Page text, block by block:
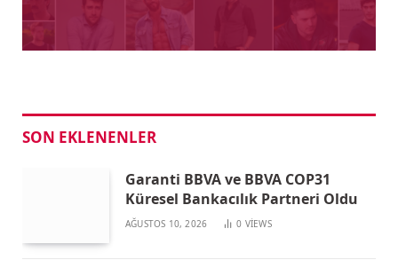
SON EKLENENLER
Garanti BBVA ve BBVA COP31
Küresel Bankacılık Partneri Oldu
AĞUSTOS 10, 2026 0 VIEWS